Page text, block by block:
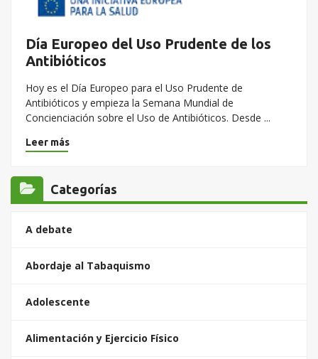
Día Europeo del Uso Prudente de los
Antibióticos
Hoy es el Día Europeo para el Uso Prudente de
Antibióticos y empieza la Semana Mundial de
Concienciación sobre el Uso de Antibióticos. Desde ...
Leer más
Categorías
A debate
Abordaje al Tabaquismo
Adolescente
Alimentación y Ejercicio Físico